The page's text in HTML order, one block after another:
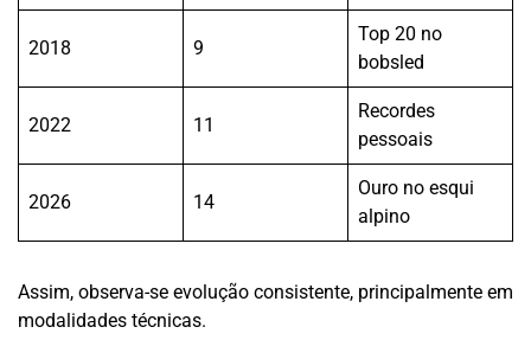
2018 9
Top 20 no
bobsled
2022 11
Recordes
pessoais
2026 14
Ouro no esqui
alpino
Assim, observa-se evolução consistente, principalmente em
modalidades técnicas.